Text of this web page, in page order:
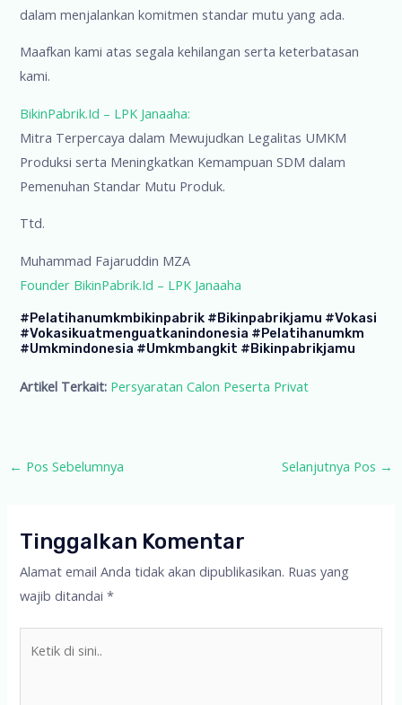
dalam menjalankan komitmen standar mutu yang ada.
Maafkan kami atas segala kehilangan serta keterbatasan
kami.
BikinPabrik.Id – LPK Janaaha:
Mitra Terpercaya dalam Mewujudkan Legalitas UMKM
Produksi serta Meningkatkan Kemampuan SDM dalam
Pemenuhan Standar Mutu Produk.
Ttd.
Muhammad Fajaruddin MZA
Founder BikinPabrik.Id – LPK Janaaha
#pelatihanumkmbikinpabrik #bikinpabrikjamu #vokasi
#vokasikuatmenguatkanindonesia #pelatihanumkm
#umkmindonesia #umkmbangkit #bikinpabrikjamu
Artikel Terkait: Persyaratan Calon Peserta Privat
Post
← Pos Sebelumnya Selanjutnya Pos →
Tinggalkan Komentar
Alamat email Anda tidak akan dipublikasikan. Ruas yang
wajib ditandai*